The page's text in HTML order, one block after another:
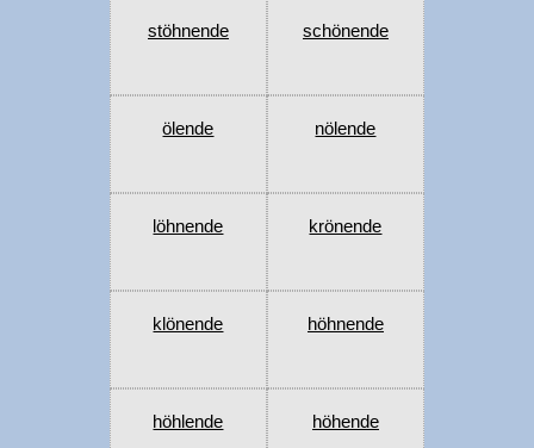
stöhnende schönende
ölende nölende
löhnende krönende
klönende höhnende
höhlende höhende